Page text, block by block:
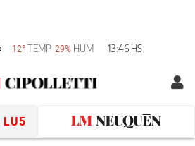
12° TEMP 29% HUM 13:46 HS
LU5